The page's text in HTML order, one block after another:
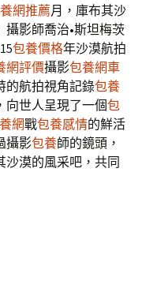
網推薦月，庫布其沙
攝影師喬治•斯坦梅茨
包養價格年沙漠航拍
網評價攝影包養網車
的航拍視角記錄包養
向世人呈現了一個包
網戰包養感情的鮮活
攝影包養師的鏡頭，
沙漠的風采吧，共同